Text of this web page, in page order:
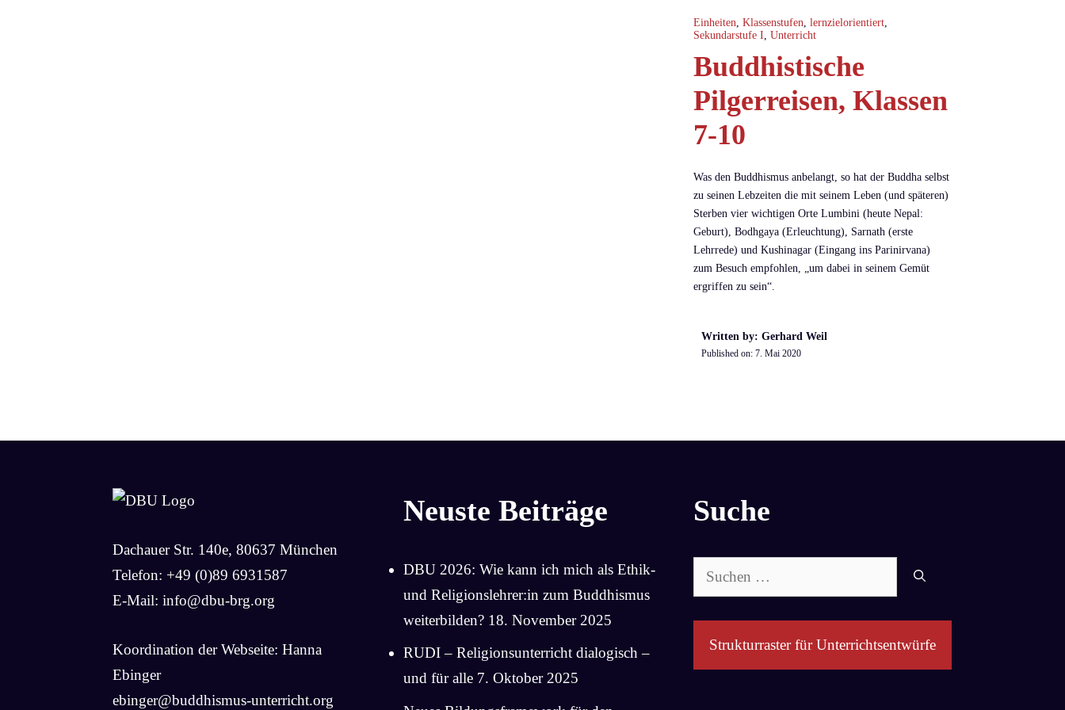
Einheiten ,Klassenstufen ,lernzielorientiert
Sekundarstufe I ,Unterricht
Buddhistische
Pilgerreisen, Klassen
7-10
Was den Buddhismus anbelangt, so hat der Buddha selbst
zu seinen Lebzeiten die mit seinem Leben (und späteren)
Sterben vier wichtigen Orte Lumbini (heute Nepal:
Geburt), Bodhgaya (Erleuchtung), Sarnath (erste
Lehrrede) und Kushinagar (Eingang ins Parinirvana)
zum Besuch empfohlen, „um dabei in seinem Gemüt
ergriffen zu sein“.
Written by: Gerhard Weil
Published on:7. Mai 2020
Dachauer Str. 140e, 80637 München
Telefon: +49 (0)89 6931587
E-Mail: info@dbu-brg.org
Koordination der Webseite: Hanna
Ebinger
ebinger@buddhismus-unterricht.org
Neuste Beiträge
DBU 2026: Wie kann ich mich als Ethik-
und Religionslehrer:in zum Buddhismus
weiterbilden? 18. November 2025
RUDI – Religionsunterricht dialogisch –
und für alle 7. Oktober 2025
Suche
Suchen
nach:
Strukturraster für Unterrichtsentwürfe